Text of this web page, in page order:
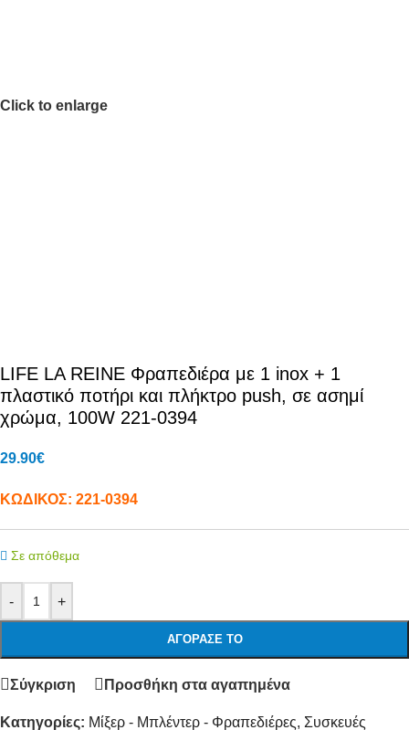
Click to enlarge
LIFE LA REINE Φραπεδιέρα με 1 inox + 1
πλαστικό ποτήρι και πλήκτρο push, σε ασημί
χρώμα, 100W 221-0394
29.90€
ΚΩΔΙΚΟΣ: 221-0394
Σε απόθεμα
- +
ΑΓΌΡΑΣΕ ΤΟ
Σύγκριση Προσθήκη στα αγαπημένα
Κατηγορίες: Μίξερ - Μπλέντερ - Φραπεδιέρες, Συσκευές